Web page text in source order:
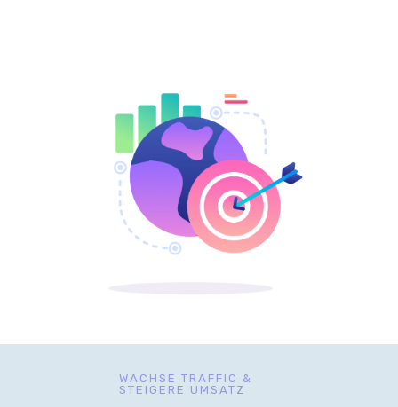
WACHSE TRAFFIC &
STEIGERE UMSATZ